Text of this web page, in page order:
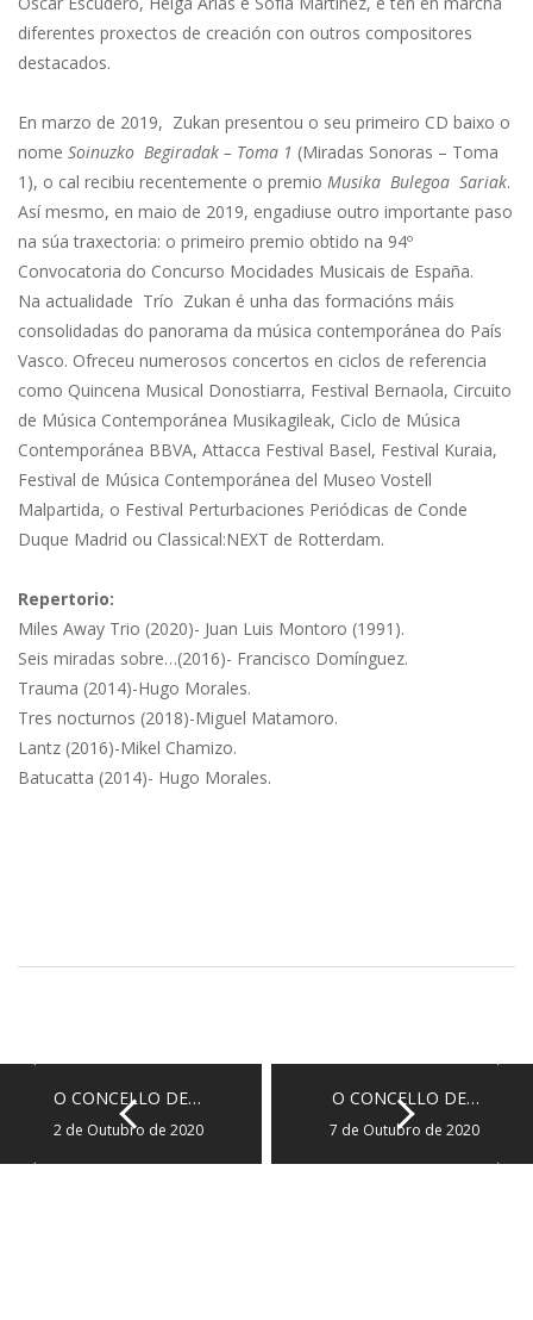
diferentes proxectos de creación con outros compositores
destacados.
En marzo de 2019, Zukan presentou o seu primeiro CD baixo o
nome Soinuzko Begiradak – Toma 1 (Miradas Sonoras – Toma
1), o cal recibiu recentemente o premio Musika Bulegoa Sariak.
Así mesmo, en maio de 2019, engadiuse outro importante paso
na súa traxectoria: o primeiro premio obtido na 94º
Convocatoria do Concurso Mocidades Musicais de España.
Na actualidade Trío Zukan é unha das formacións máis
consolidadas do panorama da música contemporánea do País
Vasco. Ofreceu numerosos concertos en ciclos de referencia
como Quincena Musical Donostiarra, Festival Bernaola, Circuito
de Música Contemporánea Musikagileak, Ciclo de Música
Contemporánea BBVA, Attacca Festival Basel, Festival Kuraia,
Festival de Música Contemporánea del Museo Vostell
Malpartida, o Festival Perturbaciones Periódicas de Conde
Duque Madrid ou Classical:NEXT de Rotterdam.
Repertorio:
Miles Away Trio (2020)- Juan Luis Montoro (1991).
Seis miradas sobre…(2016)- Francisco Domínguez.
Trauma (2014)-Hugo Morales.
Tres nocturnos (2018)-Miguel Matamoro.
Lantz (2016)-Mikel Chamizo.
Batucatta (2014)- Hugo Morales.
O CONCELLO DE…
2 de Outubro de 2020
O CONCELLO DE…
7 de Outubro de 2020